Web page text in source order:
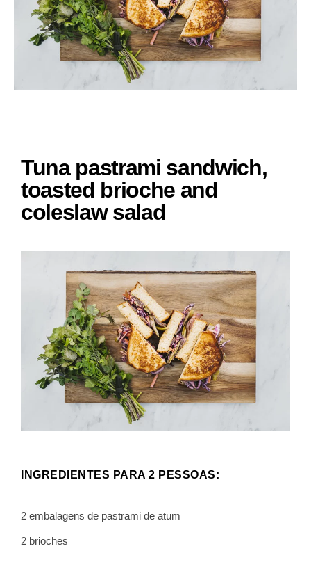
Tuna pastrami sandwich,
toasted brioche and
coleslaw salad
INGREDIENTES PARA 2 PESSOAS:
2 embalagens de pastrami de atum
2 brioches